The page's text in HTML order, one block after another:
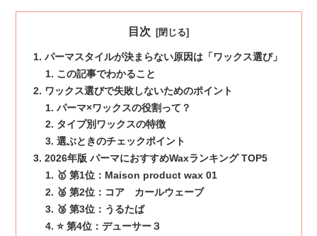
目次
パーマスタイルが決まらない原因は「ワックス選び」
この記事でわかること
ワックス選びで失敗しないためのポイント
パーマ×ワックスの役割って？
タイプ別ワックスの特徴
選ぶときのチェックポイント
2026年版 パーマにおすすめWaxランキング TOP5
🥇 第1位：Maison product wax 01
🥈 第2位：コア カールウェーブ
🥉 第3位：うるたば
⭐ 第4位：デューサー３